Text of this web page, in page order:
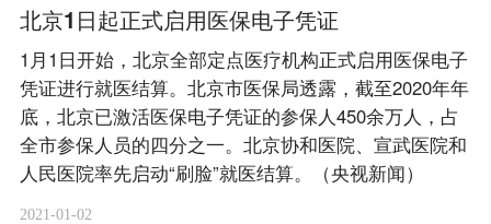
北京1日起正式启用医保电子凭证
1月1日开始，北京全部定点医疗机构正式启用医保电子
凭证进行就医结算。北京市医保局透露，截至2020年年
底，北京已激活医保电子凭证的参保人450余万人，占
全市参保人员的四分之一。北京协和医院、宣武医院和
人民医院率先启动“刷脸”就医结算。（央视新闻）
2021-01-02